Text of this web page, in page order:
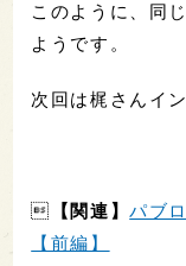
このように、同
ようです。
次回は梶さんイ
 【関連】パブ
【前編】